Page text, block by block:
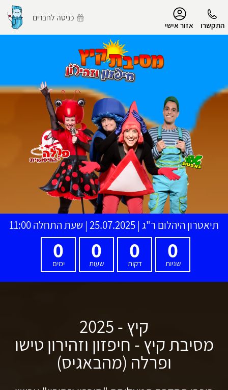
התקשרו אזור אישי
כניסה לחברים
הפרופיל שלי
התנתק
תיאטרון היהלום ר"ג | 25.07.2025 | שעת התחלה 11:00
0
שניות
0
דקות
0
שעות
0
ימים
קיץ - 2025
מסיבת קיץ - חיפזון וזהירון טישו
ופרלה (מהבאגיס)